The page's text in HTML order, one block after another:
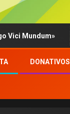
Mundum»
DONATIVOS